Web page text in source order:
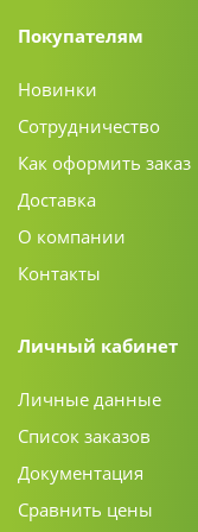
Покупателям
Новинки
Сотрудничество
Как оформить заказ
Доставка
О компании
Контакты
Личный кабинет
Личные данные
Список заказов
Документация
Сравнить цены